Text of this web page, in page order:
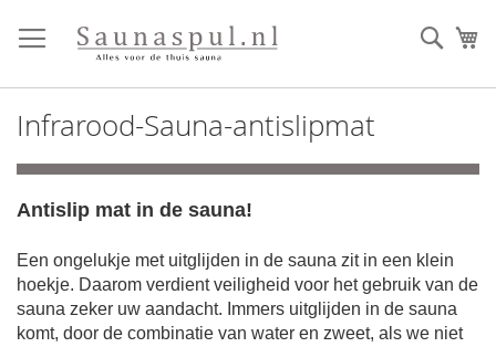
direct
door
inhoud
Infrarood-Sauna-antislipmat
Antislip mat in de sauna!
Een ongelukje met uitglijden in de sauna zit in een klein
hoekje. Daarom verdient veiligheid voor het gebruik van de
sauna zeker uw aandacht. Immers uitglijden in de sauna
komt, door de combinatie van water en zweet, als we niet